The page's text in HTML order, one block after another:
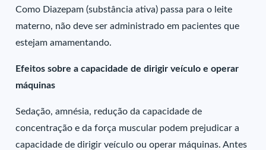
Como Diazepam (substância ativa) passa para o leite
materno, não deve ser administrado em pacientes que
estejam amamentando.
Efeitos sobre a capacidade de dirigir veículo e operar
máquinas
Sedação, amnésia, redução da capacidade de
concentração e da força muscular podem prejudicar a
capacidade de dirigir veículo ou operar máquinas. Antes